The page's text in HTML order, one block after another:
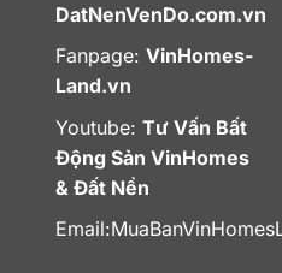
DatNenVenDo.com.vn
Fanpage: VinHomes-
Land.vn
Youtube: Tư Vấn Bất
Động Sản VinHomes
& Đất Nền
Email: